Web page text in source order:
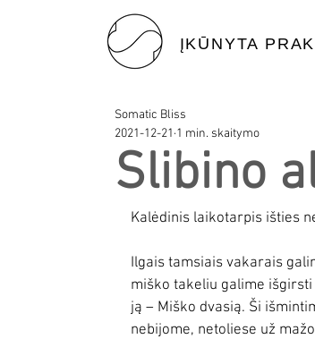
ĮKŪNYTA
Slibino
Somatic Bliss
2021-12-21 1 min. skaitymo
Kalėdinis laikotarpis išties
Ilgais tamsiais vakarais
miško takeliu galime
ją – Miško dvasią. Ši
nebijome, netoliese už